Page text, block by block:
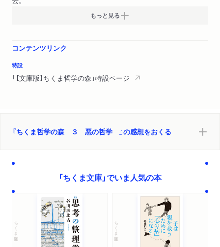
もっと見る
コンテンツリンク
特設
「【文庫版】ちくま哲学の森」特設ページ
『ちくま哲学の森 ３ 悪の哲学 』の感想をおくる
「ちくま文庫」でいま人気の本
ちくま文庫 ちくま文庫